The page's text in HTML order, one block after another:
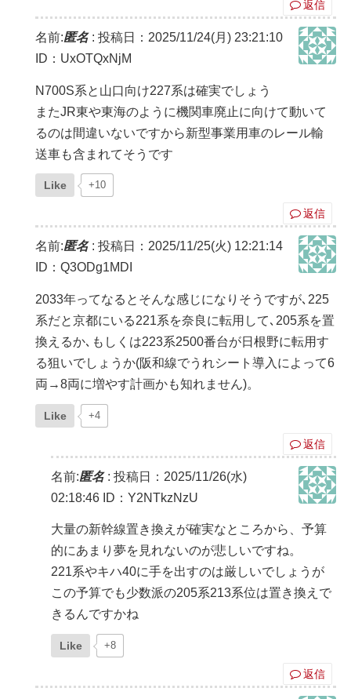
返信
名前:匿名: 投稿日：2025/11/24(月) 23:21:10
ID：UxOTQxNjM
N700S系と山口向け227系は確実でしょう
またJR東や東海のように機関車廃止に向けて動いて
るのは間違いないですから新型事業用車のレール輸
送車も含まれてそうです
Like +10
返信
名前:匿名: 投稿日：2025/11/25(火) 12:21:14
ID：Q3ODg1MDI
2033年ってなるとそんな感じになりそうですが､225
系だと京都にいる221系を奈良に転用して､205系を置
換えるか､もしくは223系2500番台が日根野に転用す
る狙いでしょうか(阪和線でうれシート導入によって6
両→8両に増やす計画かも知れません)。
Like +4
返信
名前:匿名: 投稿日：2025/11/26(水)
02:18:46 ID：Y2NTkzNzU
大量の新幹線置き換えが確実なところから、予算
的にあまり夢を見れないのが悲しいですね。
221系やキハ40に手を出すのは厳しいでしょうが
この予算でも少数派の205系213系位は置き換えで
きるんですかね
Like +8
返信